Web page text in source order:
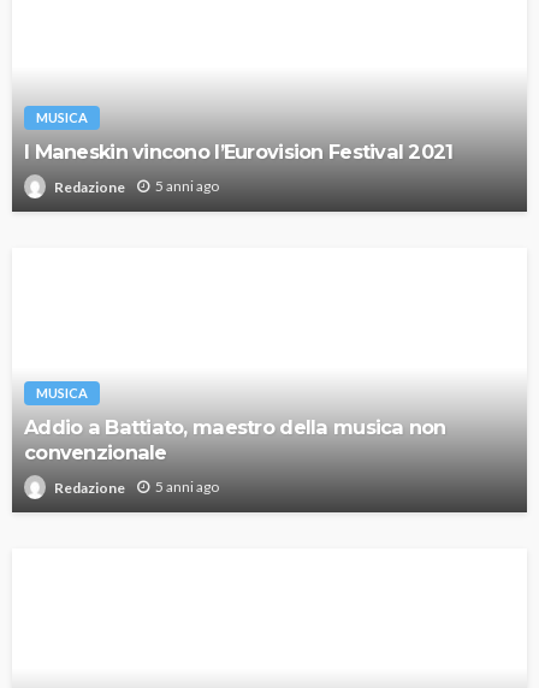
MUSICA
I Maneskin vincono l’Eurovision Festival 2021
Redazione 5 anni ago
MUSICA
Addio a Battiato, maestro della musica non
convenzionale
Redazione 5 anni ago